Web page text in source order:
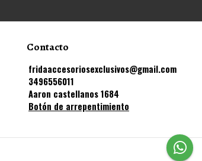
Contacto
fridaaccesoriosexclusivos@gmail.com
3496556011
Aaron castellanos 1684
Botón de arrepentimiento